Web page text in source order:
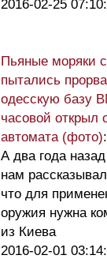
2016-02-25
Пьяные моряки
пытались
одесскую базу
часовой открыл
автомата (фото):
А два года назад
нам
что для
оружия нужна
из Киева
2016-02-01